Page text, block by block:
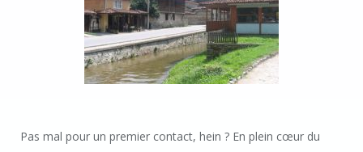
Pas mal pour un premier contact, hein ? En plein cœur du